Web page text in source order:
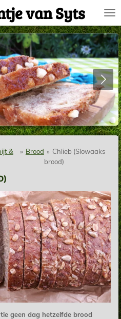
van Syts
&
» Brood » Chlieb (Slowaaks
brood)
geen dag hetzelfde brood